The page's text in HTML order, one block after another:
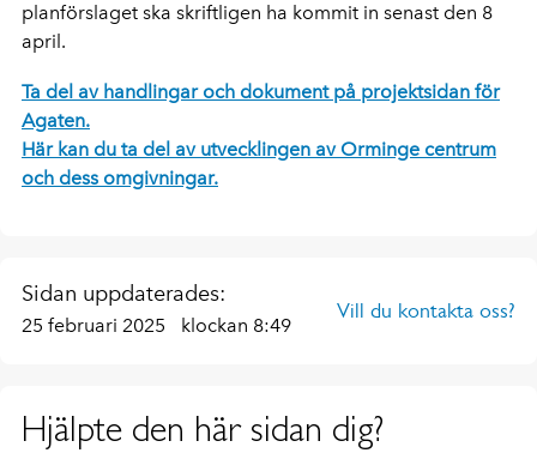
planförslaget ska skriftligen ha kommit in senast den 8
april.
Ta del av handlingar och dokument på projektsidan för
Agaten.
Här kan du ta del av utvecklingen av Orminge centrum
och dess omgivningar.
Sidan uppdaterades:
25 februari 2025 klockan 8:49
Vill du kontakta oss?
Hjälpte den här sidan dig?